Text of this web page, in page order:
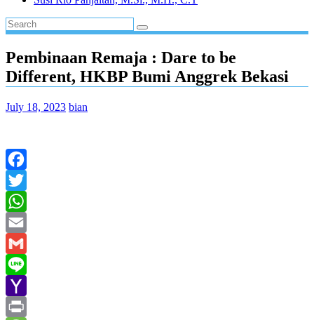
Pembinaan Remaja : Dare to be
Different, HKBP Bumi Anggrek Bekasi
July 18, 2023 bian
Facebook
Twitter
WhatsApp
Email
Gmail
Line
Yahoo